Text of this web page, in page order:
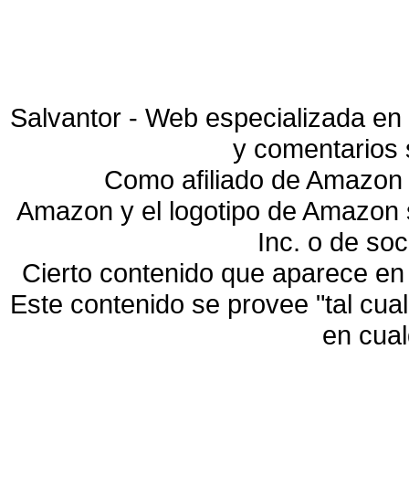
Salvantor - Web especializada
y
Como afiliado de
Amazon y el logotipo de
Inc. o de
Cierto contenido que aparece
Este contenido se provee "tal
en